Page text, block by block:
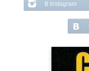
В Instagram